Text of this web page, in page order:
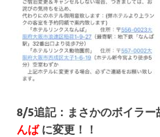
8/5追記：まさかのボイラー
んばに変更！！